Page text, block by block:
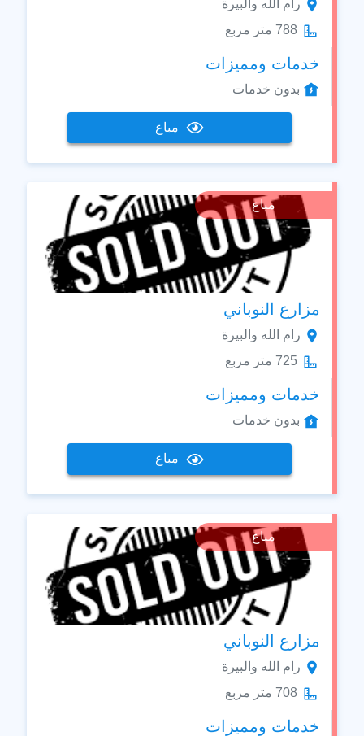
رام الله والبيرة
788 متر مربع
خدمات ومميزات
بدون خدمات
مباع
مباع
مزارع النوباني
رام الله والبيرة
725 متر مربع
خدمات ومميزات
بدون خدمات
مباع
مباع
مزارع النوباني
رام الله والبيرة
708 متر مربع
خدمات ومميزات